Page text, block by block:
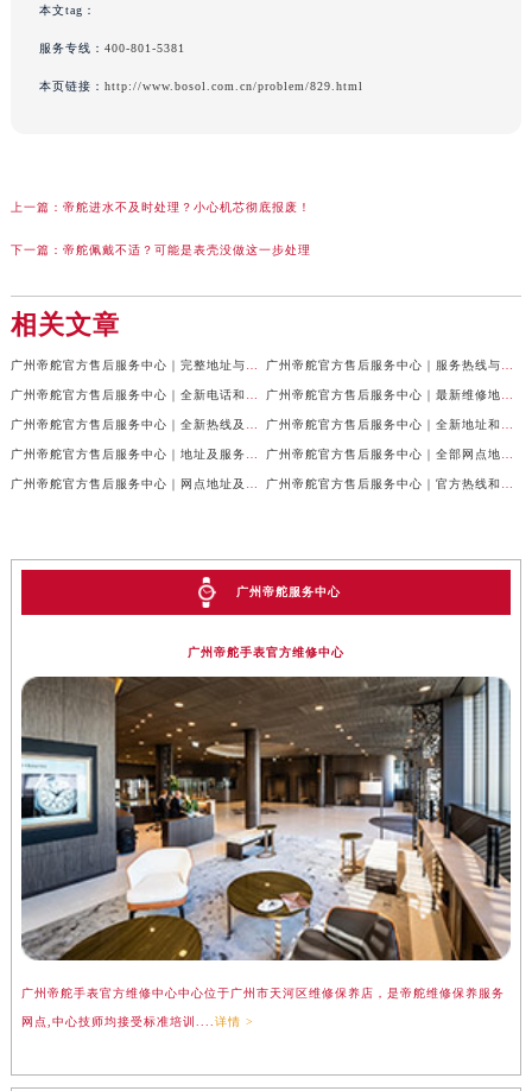
本文tag：
服务专线： 400-801-5381
本页链接： http://www.bosol.com.cn/problem/829.html
上一篇： 帝舵进水不及时处理？小心机芯彻底报废！
下一篇： 帝舵佩戴不适？可能是表壳没做这一步处理
相关文章
广州帝舵服务中心
广州帝舵手表官方维修中心
广州帝舵手表官方维修中心中心位于广州市天河区维修保养店，是帝舵维修保养服务
网点,中心技师均接受标准培训.... 详情 >